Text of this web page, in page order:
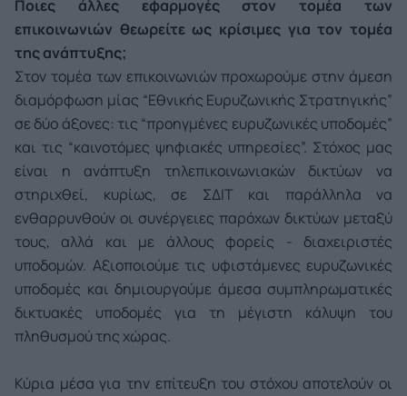
Ποιες άλλες εφαρμογές στον τομέα των
επικοινωνιών θεωρείτε ως κρίσιμες για τον τομέα
της ανάπτυξης;
Στον τομέα των επικοινωνιών προχωρούμε στην άμεση
διαμόρφωση μίας “Εθνικής Ευρυζωνικής Στρατηγικής”
σε δύο άξονες: τις “προηγμένες ευρυζωνικές υποδομές”
και τις “καινοτόμες ψηφιακές υπηρεσίες”. Στόχος μας
είναι η ανάπτυξη τηλεπικοινωνιακών δικτύων να
στηριχθεί, κυρίως, σε ΣΔΙΤ και παράλληλα να
ενθαρρυνθούν οι συνέργειες παρόχων δικτύων μεταξύ
τους, αλλά και με άλλους φορείς - διαχειριστές
υποδομών. Αξιοποιούμε τις υφιστάμενες ευρυζωνικές
υποδομές και δημιουργούμε άμεσα συμπληρωματικές
δικτυακές υποδομές για τη μέγιστη κάλυψη του
πληθυσμού της χώρας.
Κύρια μέσα για την επίτευξη του στόχου αποτελούν οι